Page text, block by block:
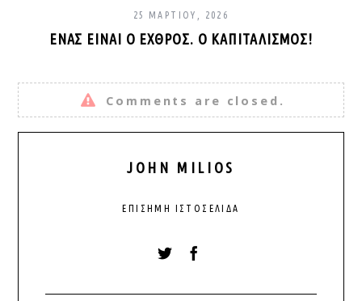
25 ΜΑΡΤΊΟΥ, 2026
ΈΝΑΣ ΕΊΝΑΙ Ο ΕΧΘΡΌΣ. Ο ΚΑΠΙΤΑΛΙΣΜΌΣ!
Comments are closed.
JOHN MILIOS
ΕΠΊΣΗΜΗ ΙΣΤΟΣΕΛΊΔΑ